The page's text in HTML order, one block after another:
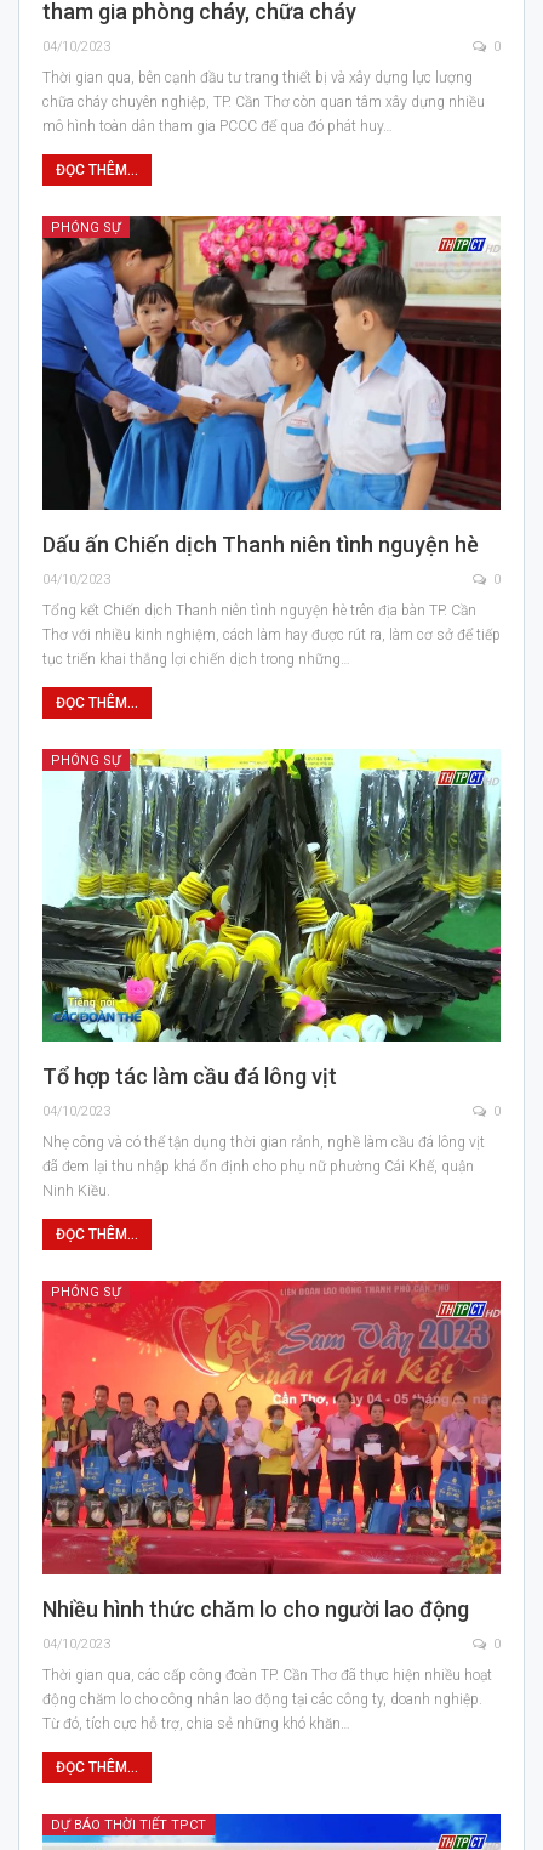
tham gia phòng cháy, chữa cháy
04/10/2023 0
Thời gian qua, bên cạnh đầu tư trang thiết bị và xây dựng lực lượng
chữa cháy chuyên nghiệp, TP. Cần Thơ còn quan tâm xây dựng nhiều
mô hình toàn dân tham gia PCCC để qua đó phát huy…
ĐỌC THÊM...
PHÓNG SỰ
Dấu ấn Chiến dịch Thanh niên tình nguyện hè
04/10/2023 0
Tổng kết Chiến dịch Thanh niên tình nguyện hè trên địa bàn TP. Cần
Thơ với nhiều kinh nghiệm, cách làm hay được rút ra, làm cơ sở để tiếp
tục triển khai thắng lợi chiến dịch trong những…
ĐỌC THÊM...
PHÓNG SỰ
Tổ hợp tác làm cầu đá lông vịt
04/10/2023 0
Nhẹ công và có thể tận dụng thời gian rảnh, nghề làm cầu đá lông vịt
đã đem lại thu nhập khá ổn định cho phụ nữ phường Cái Khế, quận
Ninh Kiều.
ĐỌC THÊM...
PHÓNG SỰ
Nhiều hình thức chăm lo cho người lao động
04/10/2023 0
Thời gian qua, các cấp công đoàn TP. Cần Thơ đã thực hiện nhiều hoạt
động chăm lo cho công nhân lao động tại các công ty, doanh nghiệp.
Từ đó, tích cực hỗ trợ, chia sẻ những khó khăn…
ĐỌC THÊM...
DỰ BÁO THỜI TIẾT TPCT